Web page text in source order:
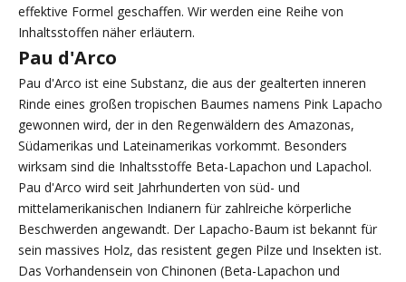
effektive Formel geschaffen. Wir werden eine Reihe von
Inhaltsstoffen näher erläutern.
Pau d'Arco
Pau d'Arco ist eine Substanz, die aus der gealterten inneren
Rinde eines großen tropischen Baumes namens Pink Lapacho
gewonnen wird, der in den Regenwäldern des Amazonas,
Südamerikas und Lateinamerikas vorkommt. Besonders
wirksam sind die Inhaltsstoffe Beta-Lapachon und Lapachol.
Pau d'Arco wird seit Jahrhunderten von süd- und
mittelamerikanischen Indianern für zahlreiche körperliche
Beschwerden angewandt. Der Lapacho-Baum ist bekannt für
sein massives Holz, das resistent gegen Pilze und Insekten ist.
Das Vorhandensein von Chinonen (Beta-Lapachon und